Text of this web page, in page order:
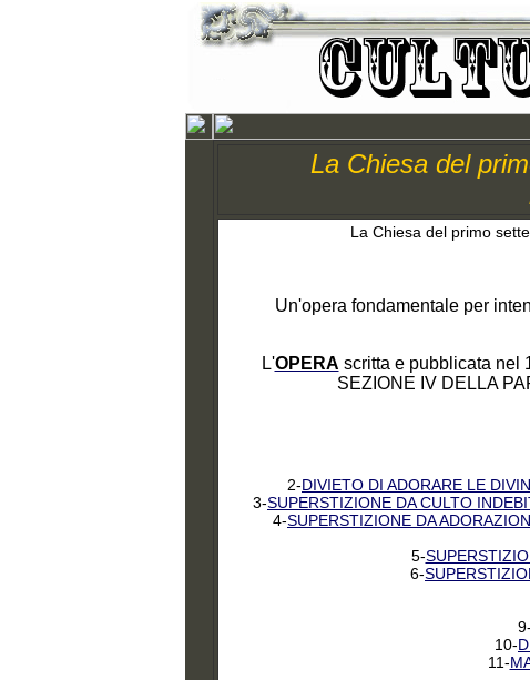
La Chiesa del
La Chiesa del primo
Un'opera fondamentale per
L'OPERA scritta e pubblicata nel
SEZIONE IV DELLA
2-DIVIETO DI ADORARE LE
3-SUPERSTIZIONE DA CULTO
4-SUPERSTIZIONE DA
5-
6-
9-
10-
11-